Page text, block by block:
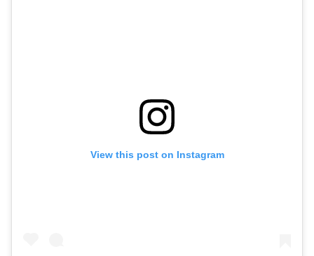
View this post on Instagram